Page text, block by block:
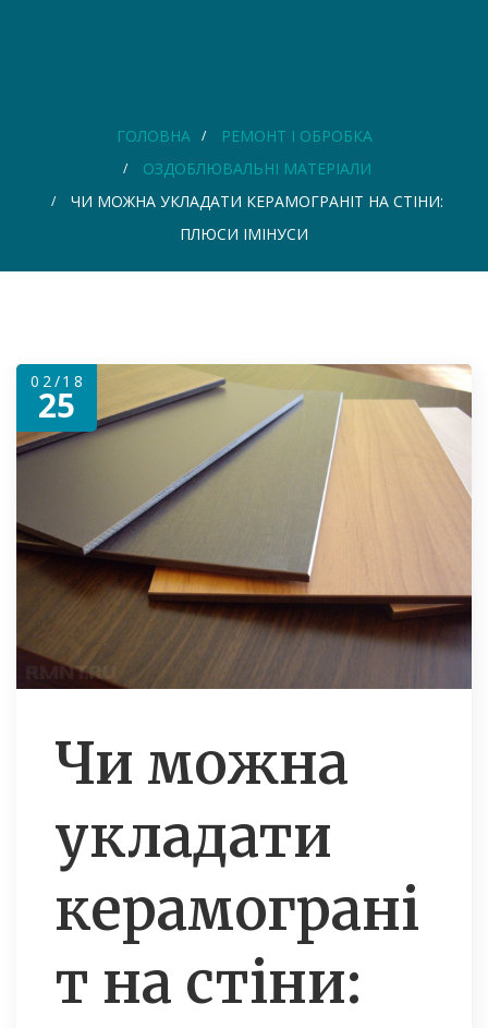
ГОЛОВНА
РЕМОНТ І ОБРОБКА
ОЗДОБЛЮВАЛЬНІ МАТЕРІАЛИ
ЧИ МОЖНА УКЛАДАТИ КЕРАМОГРАНІТ НА СТІНИ:
ПЛЮСИ ІМІНУСИ
02/18
25
Чи можна
укладати
керамограні
т на стіни: